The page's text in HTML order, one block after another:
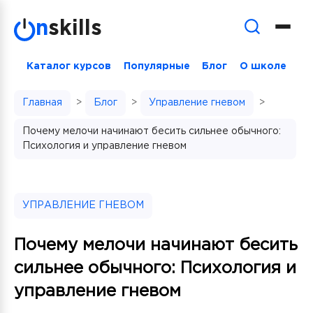
nskills
Каталог курсов Популярные Блог О школе
Главная > Блог > Управление гневом >
Почему мелочи начинают бесить сильнее обычного:
Психология и управление гневом
УПРАВЛЕНИЕ ГНЕВОМ
Почему мелочи начинают бесить
сильнее обычного: Психология и
управление гневом